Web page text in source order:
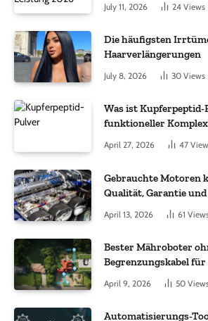
July 11, 2026 24 Views
Die häufigsten
Haarverlängerungen
July 8, 2026 30 Views
Was ist Kupferpeptid-
funktioneller Komplex
Molekül + Metall“
April 27, 2026 47
Gebrauchte Motoren
Qualität, Garantie
April 13, 2026 61
Bester Mähroboter
Begrenzungskabel
Worauf es bei 200 bis
ankommt
April 9, 2026 50
Automatisierungs-